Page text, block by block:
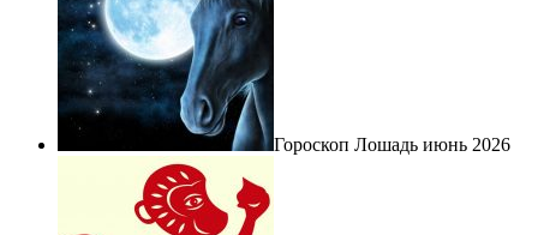
Гороскоп Лошадь июнь 2026